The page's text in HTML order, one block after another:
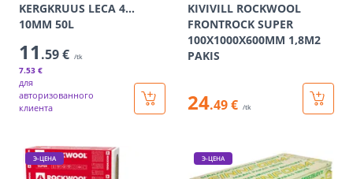
KERGKRUUS LECA 4…
10MM 50L
11 .59 € /tk
7.53 €
для
авторизованного
клиента
KIVIVILL ROCKWOOL
FRONTROCK SUPER
100X1000X600MM 1,8M2
PAKIS
24.49 € /tk
Э-ЦЕНА Э-ЦЕНА